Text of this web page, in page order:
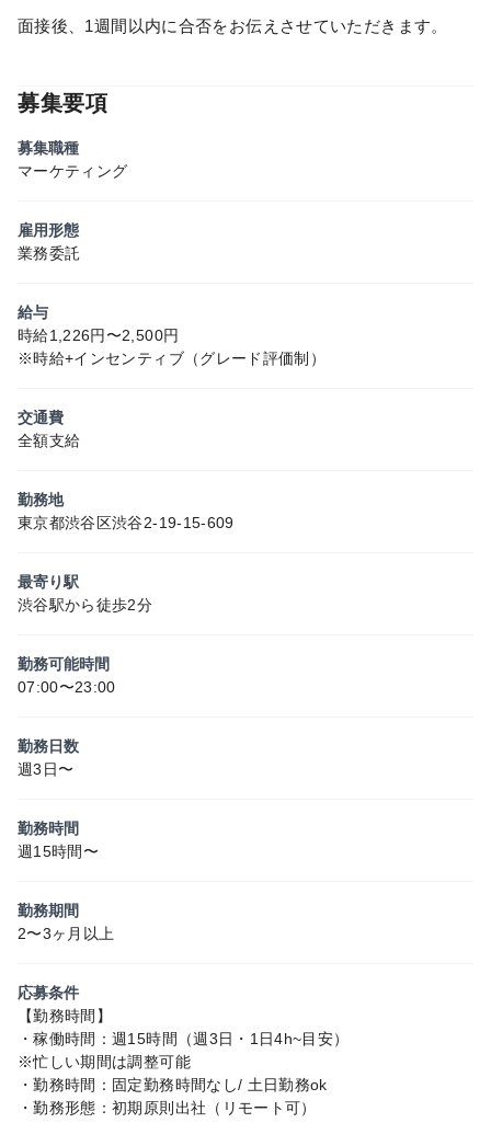
面接後、1週間以内に合否をお伝えさせていただきます。
募集要項
募集職種
マーケティング
雇用形態
業務委託
給与
時給1,226円〜2,500円
※時給+インセンティブ（グレード評価制）
交通費
全額支給
勤務地
東京都渋谷区渋谷2-19-15-609
最寄り駅
渋谷駅から徒歩2分
勤務可能時間
07:00〜23:00
勤務日数
週3日〜
勤務時間
週15時間〜
勤務期間
2〜3ヶ月以上
応募条件
【勤務時間】
・稼働時間：週15時間（週3日・1日4h~目安）
※忙しい期間は調整可能
・勤務時間：固定勤務時間なし/ 土日勤務ok
・勤務形態：初期原則出社（リモート可）